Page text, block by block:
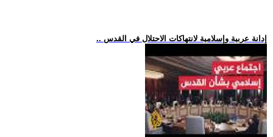
.. إدانة عربية وإسلامية لانتهاكات الاحتلال في القدس